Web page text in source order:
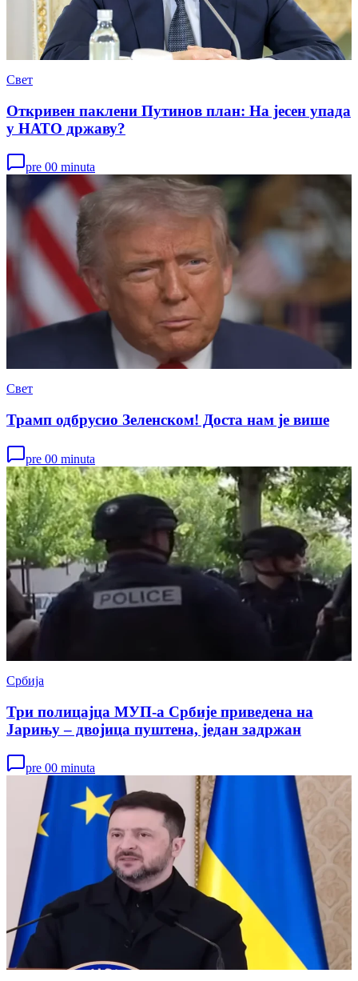
Свет
Откривен паклени Путинов план: На јесен упада
у НАТО државу?
pre 00 minuta
Свет
Трамп одбрусио Зеленском! Доста нам је више
pre 00 minuta
Србија
Три полицајца МУП-а Србије приведена на
Јарињу – двојица пуштена, један задржан
pre 00 minuta